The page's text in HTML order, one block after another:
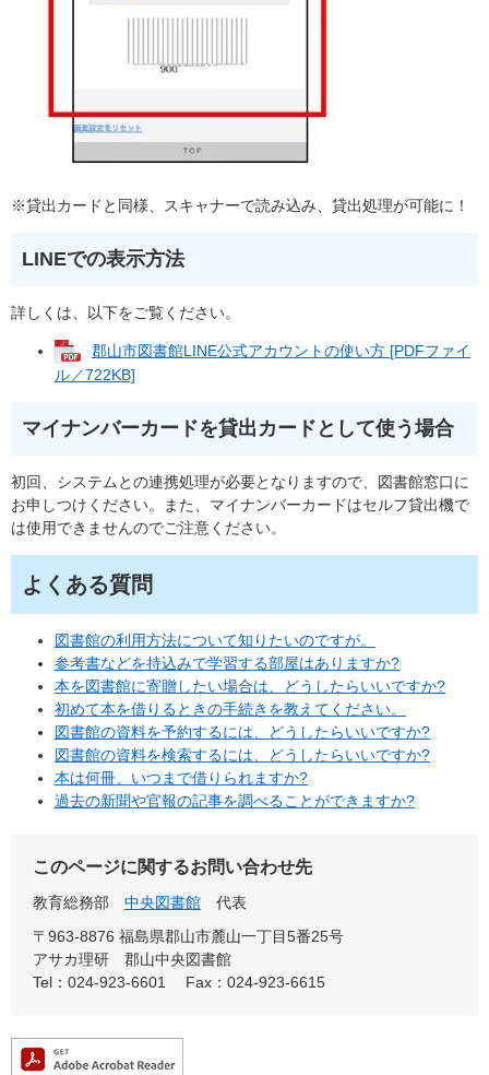
※貸出カードと同様、スキャナーで読み込み、貸出処理が可能に！
LINEでの表示方法
詳しくは、以下をご覧ください。
郡山市図書館LINE公式アカウントの使い方 [PDFファイ
ル／722KB]
マイナンバーカードを貸出カードとして使う場合
初回、システムとの連携処理が必要となりますので、図書館窓口に
お申しつけください。また、マイナンバーカードはセルフ貸出機で
は使用できませんのでご注意ください。
よくある質問
図書館の利用方法について知りたいのですが。
参考書などを持込みで学習する部屋はありますか?
本を図書館に寄贈したい場合は、どうしたらいいですか?
初めて本を借りるときの手続きを教えてください。
図書館の資料を予約するには、どうしたらいいですか?
図書館の資料を検索するには、どうしたらいいですか?
本は何冊、いつまで借りられますか?
過去の新聞や官報の記事を調べることができますか?
このページに関するお問い合わせ先
教育総務部 中央図書館
代表
〒963-8876 福島県郡山市麓山一丁目5番25号
アサカ理研 郡山中央図書館
Tel：024-923-6601
Fax：024-923-6615